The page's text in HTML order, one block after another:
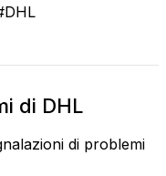
di DHL
di problemi